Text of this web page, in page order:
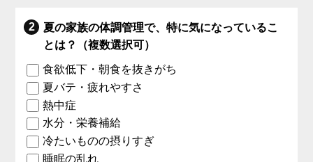
夏の家族の体調管理で、特に気になっているこ
とは？（複数選択可）
食欲低下・朝食を抜きがち
夏バテ・疲れやすさ
熱中症
水分・栄養補給
冷たいものの摂りすぎ
睡眠の乱れ